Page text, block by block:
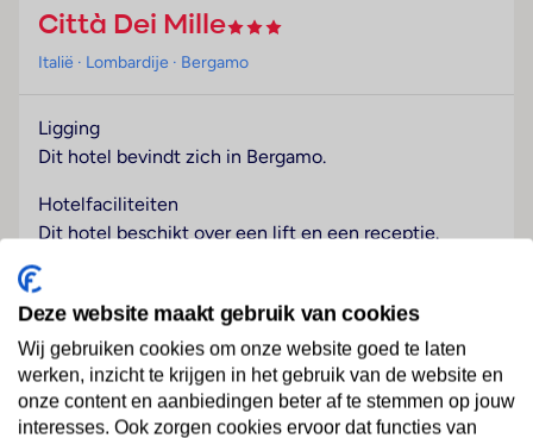
Città Dei Mille
Italië · Lombardije · Bergamo
Ligging
Dit hotel bevindt zich in Bergamo.
Hotelfaciliteiten
Dit hotel beschikt over een lift en een receptie.
Service zoals een bagagedepot en een kluis draagt bij
tot een comfortabel verblijf. Via Wi-Fi hebben de
gasten toegang tot het internet. Er zijn ook winkels.
Tot de overige voorzieningen van het verblijf behoort
een tv-ruimte. De gasten die met de auto komen,
kunnen in een garage (tegen toeslag) of op de
parkeerplaats parkeren. Onder de beschikbare
Lees meer
Deze website maakt gebruik van cookies
Wij gebruiken cookies om onze website goed te laten
werken, inzicht te krijgen in het gebruik van de website en
onze content en aanbiedingen beter af te stemmen op jouw
interesses. Ook zorgen cookies ervoor dat functies van